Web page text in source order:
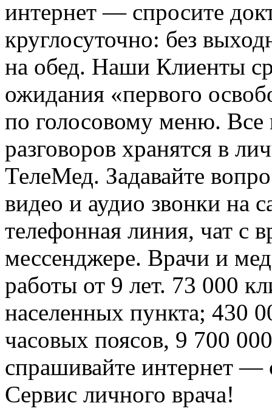
интернет — спросите
круглосуточно: без
на обед. Наши Клиенты
ожидания «первого
по голосовому меню. Все
разговоров хранятся в
ТелеМед. Задавайте
видео и аудио звонки на
телефонная линия, чат
мессенджере. Врачи и
работы от 9 лет. 73 000
населенных пункта; 430
часовых поясов, 9 700
спрашивайте интернет —
Сервис личного врача!